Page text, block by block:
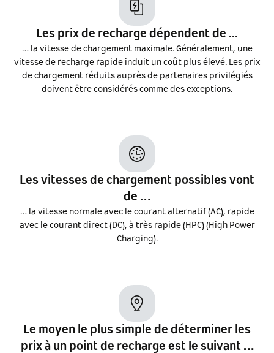
Les prix de recharge dépendent de ...
… la vitesse de chargement maximale. Généralement, une
vitesse de recharge rapide induit un coût plus élevé. Les prix
de chargement réduits auprès de partenaires privilégiés
doivent être considérés comme des exceptions.
Les vitesses de chargement possibles vont
de …
… la vitesse normale avec le courant alternatif (AC), rapide
avec le courant direct (DC), à très rapide (HPC) (High Power
Charging).
Le moyen le plus simple de déterminer les
prix à un point de recharge est le suivant …